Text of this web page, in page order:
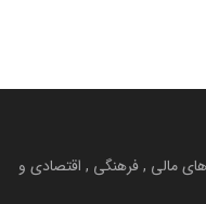
های مالی , فرهنگی , اقتصادی و